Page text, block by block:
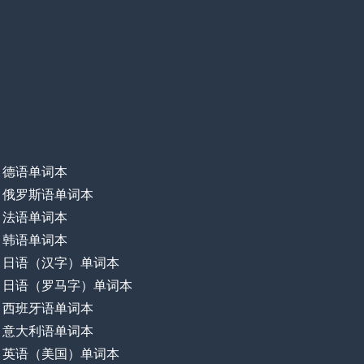
德语单词本
俄罗斯语单词本
法语单词本
韩语单词本
日语（汉字）单词本
日语（罗马字）单词本
西班牙语单词本
意大利语单词本
英语（美国）单词本